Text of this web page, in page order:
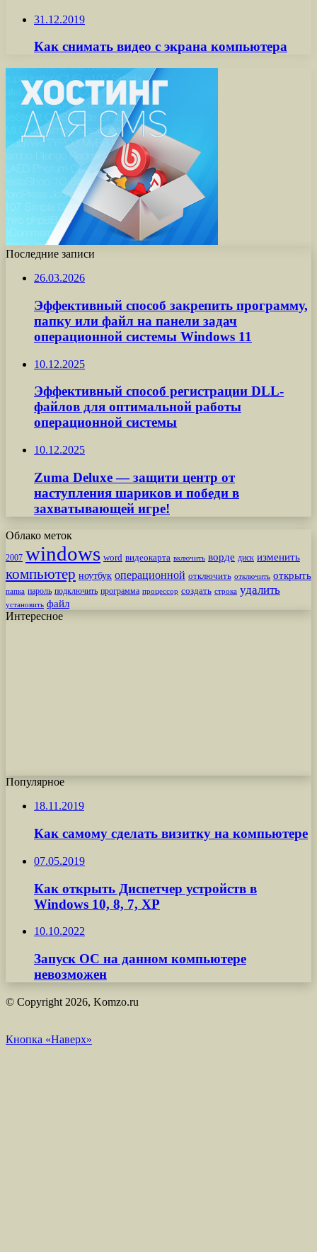
31.12.2019
Как снимать видео с экрана компьютера
Последние записи
26.03.2026
Эффективный способ закрепить программу,
папку или файл на панели задач
операционной системы Windows 11
10.12.2025
Эффективный способ регистрации DLL-
файлов для оптимальной работы
операционной системы
10.12.2025
Zuma Deluxe — защити центр от
наступления шариков и победи в
захватывающей игре!
Облако меток
2007 windows word видеокарта включить ворде диск изменить
компьютер ноутбук операционной отключить отключить открыть
папка пароль подключить программа процессор создать строка удалить
установить файл
Интересное
Популярное
18.11.2019
Как самому сделать визитку на компьютере
07.05.2019
Как открыть Диспетчер устройств в
Windows 10, 8, 7, XP
10.10.2022
Запуск ОС на данном компьютере
невозможен
© Copyright 2026, Komzo.ru
Кнопка «Наверх»